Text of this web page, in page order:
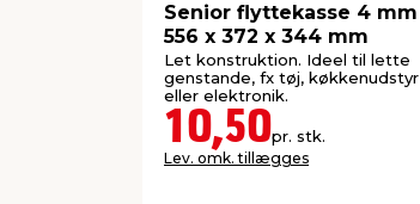
Senior flyttekasse 4 mm
556 x 372 x 344 mm
Let konstruktion. Ideel til lette
genstande, fx tøj, køkkenudstyr
eller elektronik.
10,50pr. stk.
Lev. omk. tillægges